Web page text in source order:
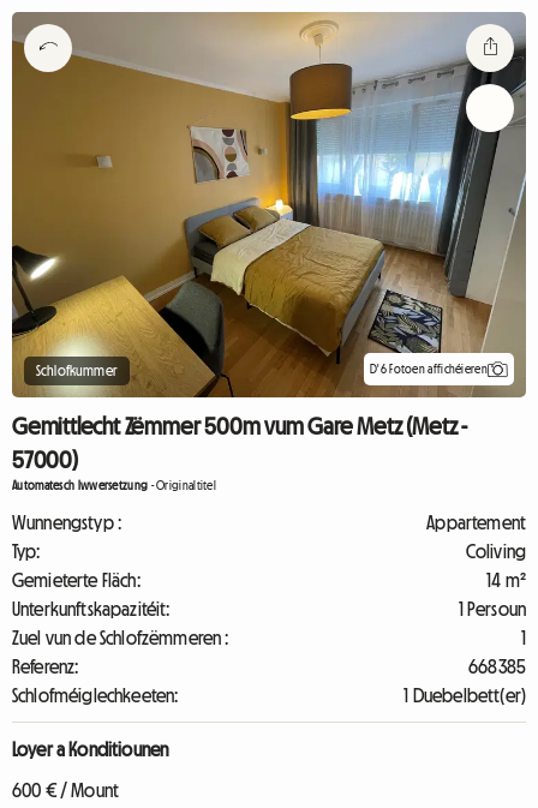
Schlofkummer D'6 Fotoen affichéieren
Gemittlecht Zëmmer 500m vum Gare Metz (Metz -
57000)
Automatesch Iwwersetzung -Originaltitel
Wunnengstyp :
Appartement
Typ:
Coliving
Gemieterte Fläch:
14 m²
Unterkunftskapazitéit:
1 Persoun
Zuel vun de Schlofzëmmeren :
1
Referenz:
668385
Schlofméiglechkeeten:
1 Duebelbett(er)
Loyer a Konditiounen
600 € / Mount